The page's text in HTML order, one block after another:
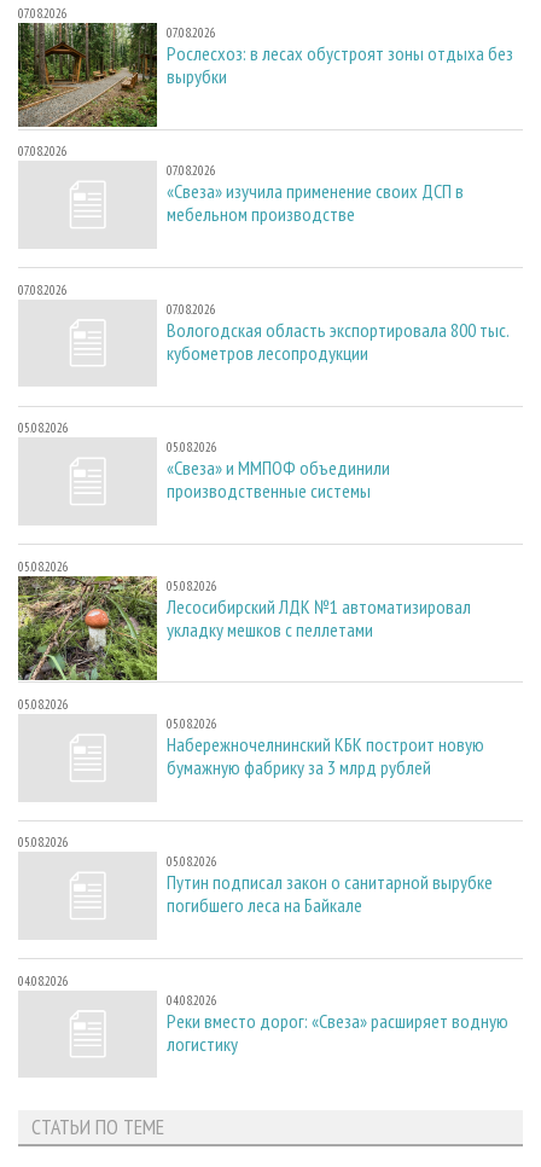
07.08.2026
07.08.2026
Рослесхоз: в лесах обустроят зоны отдыха без
вырубки
07.08.2026
07.08.2026
«Свеза» изучила применение своих ДСП в
мебельном производстве
07.08.2026
07.08.2026
Вологодская область экспортировала 800 тыс.
кубометров лесопродукции
05.08.2026
05.08.2026
«Свеза» и ММПОФ объединили
производственные системы
05.08.2026
05.08.2026
Лесосибирский ЛДК №1 автоматизировал
укладку мешков с пеллетами
05.08.2026
05.08.2026
Набережночелнинский КБК построит новую
бумажную фабрику за 3 млрд рублей
05.08.2026
05.08.2026
Путин подписал закон о санитарной вырубке
погибшего леса на Байкале
04.08.2026
04.08.2026
Реки вместо дорог: «Свеза» расширяет водную
логистику
СТАТЬИ ПО ТЕМЕ